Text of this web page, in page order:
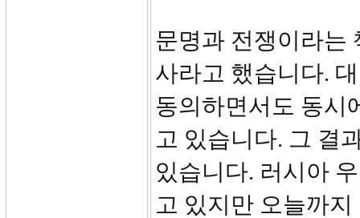
문명과 전쟁이라는
사라고 했습니다.
동의하면서도 동시
고 있습니다. 그 결
있습니다. 러시아
고 있지만 오늘까